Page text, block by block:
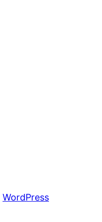
WordPress